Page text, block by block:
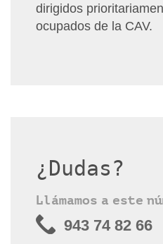
dirigidos
ocupados de la CAV.
¿Dudas?
Llámamos a este
943 74 82 66